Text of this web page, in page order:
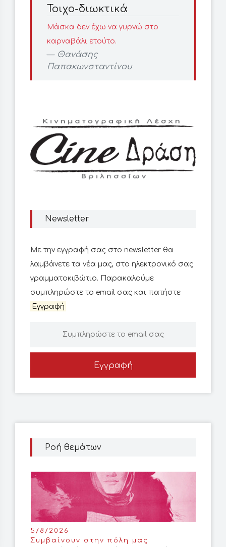
Ροή θεμάτων
5/8/2026
Συμβαίνουν στην πόλη μας
Τοιχο-διωκτικά
Μάσκα δεν έχω να γυρνώ στο
καρναβάλι ετούτο.
Θανάσης
Παπακωνσταντίνου
Newsletter
Με την εγγραφή σας στο newsletter θα
λαμβάνετε τα νέα μας, στο ηλεκτρονικό σας
γραμματοκιβώτιο. Παρακαλούμε
συμπληρώστε το email σας και πατήστε
Εγγραφή
Εγγραφή